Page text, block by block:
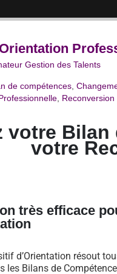
Gestion des Talents
de compétences ,
votre
votre
très efficace
d’Orientation résout
les Bilans de